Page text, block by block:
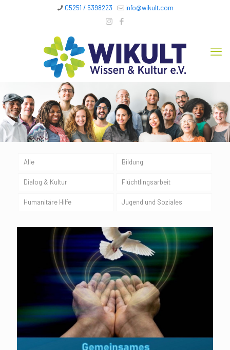
05251 / 5398223 info@wikult.com
Alle Bildung
Dialog & Kultur Flüchtlingsarbeit
Humanitäre Hilfe Jugend und Soziales